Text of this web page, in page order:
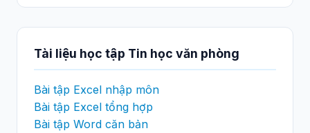
Tài liệu học tập Tin học văn phòng
Bài tập Excel nhập môn
Bài tập Excel tổng hợp
Bài tập Word căn bản